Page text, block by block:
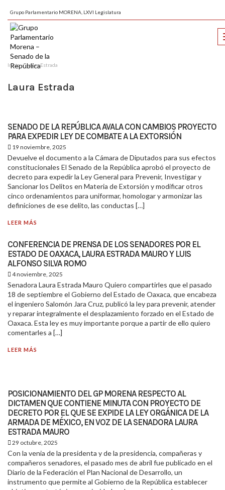
Grupo Parlamentario MORENA, LXVI Legislatura
Inicio Laura Estrada
Laura Estrada
SENADO DE LA REPÚBLICA AVALA CON CAMBIOS PROYECTO
PARA EXPEDIR LEY DE COMBATE A LA EXTORSIÓN
19 noviembre, 2025
Devuelve el documento a la Cámara de Diputados para sus efectos
constitucionales El Senado de la República aprobó el proyecto de
decreto para expedir la Ley General para Prevenir, Investigar y
Sancionar los Delitos en Materia de Extorsión y modificar otros
cinco ordenamientos para uniformar, homologar y armonizar las
definiciones de ese delito, las conductas […]
LEER MÁS
CONFERENCIA DE PRENSA DE LOS SENADORES POR EL
ESTADO DE OAXACA, LAURA ESTRADA MAURO Y LUIS
ALFONSO SILVA ROMO
4 noviembre, 2025
Senadora Laura Estrada Mauro Quiero compartirles que el pasado
18 de septiembre el Gobierno del Estado de Oaxaca, que encabeza
el ingeniero Salomón Jara Cruz, publicó la ley para prevenir, atender
y reparar integralmente el desplazamiento forzado en el Estado de
Oaxaca. Esta ley es muy importante porque a partir de ello quiero
comentarles a […]
LEER MÁS
POSICIONAMIENTO DEL GP MORENA RESPECTO AL
DICTAMEN QUE CONTIENE MINUTA CON PROYECTO DE
DECRETO POR EL QUE SE EXPIDE LA LEY ORGÁNICA DE LA
ARMADA DE MÉXICO, EN VOZ DE LA SENADORA LAURA
ESTRADA MAURO
29 octubre, 2025
Con la venia de la presidenta y de la presidencia, compañeras y
compañeros senadores, el pasado mes de abril fue publicado en el
Diario de la Federación el Plan Nacional de Desarrollo, un
instrumento que permite al Gobierno de la República establecer